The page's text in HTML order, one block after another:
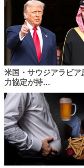
米国・サウジアラビア
力協定が持…